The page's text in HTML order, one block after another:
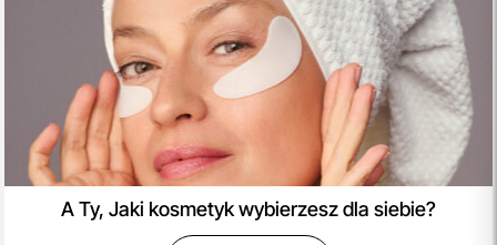
A Ty, Jaki kosmetyk wybierzesz dla siebie?